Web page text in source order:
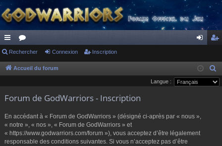
ac
co
ci
or
u
s
ne cri
pti
Rechercher Connexion Inscription
Accueil du forum
e
Langue :
Forum de GodWarriors - Inscription
En accédant à « Forum de GodWarriors » (désigné ci-après par « nous »,
« notre », « nos », « Forum de GodWarriors » et
« https://www.godwarriors.com/forum »), vous acceptez d’être légalement
responsable des conditions suivantes. Si vous n’acceptez pas d’être